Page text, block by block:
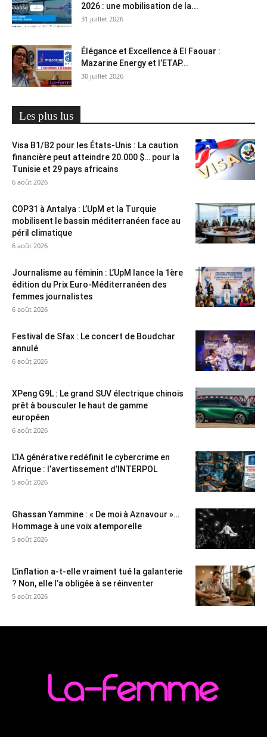
2026 : une mobilisation de la...
31 juillet 2026
Élégance et Excellence à El Faouar :
Mazarine Energy et l’ETAP...
30 juillet 2026
Les plus lus
Visa B1/B2 pour les États-Unis : La caution
financière peut atteindre 20.000 $… pour la
Tunisie et 29 pays africains
6 août 2026
COP31 à Antalya : L’UpM et la Turquie
mobilisent le bassin méditerranéen face au
péril climatique
6 août 2026
Journalisme au féminin : L’UpM lance la 1ère
édition du Prix Euro-Méditerranéen des
femmes journalistes
6 août 2026
Festival de Sfax : Le concert de Boudchar
annulé
6 août 2026
XPeng G9L : Le grand SUV électrique chinois
prêt à bousculer le haut de gamme
européen
6 août 2026
L’IA générative redéfinit le cybercrime en
Afrique : l’avertissement d’INTERPOL
5 août 2026
Ghassan Yammine : « De moi à Aznavour »…
Hommage à une voix atemporelle
5 août 2026
L’inflation a-t-elle vraiment tué la galanterie
? Non, elle l’a obligée à se réinventer
5 août 2026